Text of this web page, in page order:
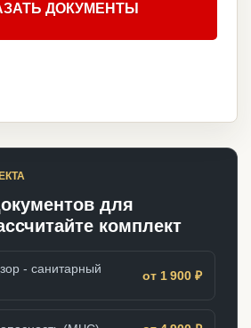
ДОКУМЕНТЫ
для
комплект
- санитарный
от 1 900 ₽